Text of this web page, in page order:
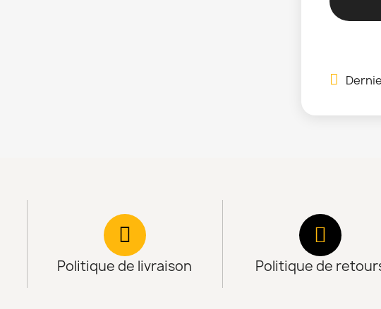
Politique de livraison Politique de